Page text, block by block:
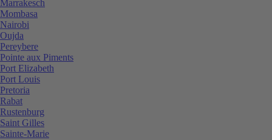
Marrakesch
Mombasa
Nairobi
Oujda
Pereybere
Pointe aux Piments
Port Elizabeth
Port Louis
Pretoria
Rabat
Rustenburg
Saint Gilles
Sainte-Marie